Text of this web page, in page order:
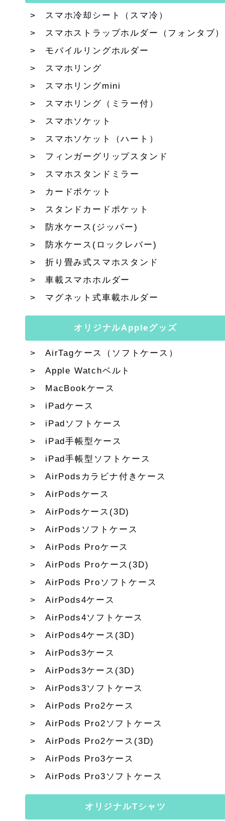
スマホ冷却シート（スマ冷）
スマホストラップホルダー（フォンタブ）
モバイルリングホルダー
スマホリング
スマホリングmini
スマホリング（ミラー付）
スマホソケット
スマホソケット（ハート）
フィンガーグリップスタンド
スマホスタンドミラー
カードポケット
スタンドカードポケット
防水ケース(ジッパー)
防水ケース(ロックレバー)
折り畳み式スマホスタンド
車載スマホホルダー
マグネット式車載ホルダー
オリジナルAppleグッズ
AirTagケース（ソフトケース）
Apple Watchベルト
MacBookケース
iPadケース
iPadソフトケース
iPad手帳型ケース
iPad手帳型ソフトケース
AirPodsカラビナ付きケース
AirPodsケース
AirPodsケース(3D)
AirPodsソフトケース
AirPods Proケース
AirPods Proケース(3D)
AirPods Proソフトケース
AirPods4ケース
AirPods4ソフトケース
AirPods4ケース(3D)
AirPods3ケース
AirPods3ケース(3D)
AirPods3ソフトケース
AirPods Pro2ケース
AirPods Pro2ソフトケース
AirPods Pro2ケース(3D)
AirPods Pro3ケース
AirPods Pro3ソフトケース
オリジナルTシャツ